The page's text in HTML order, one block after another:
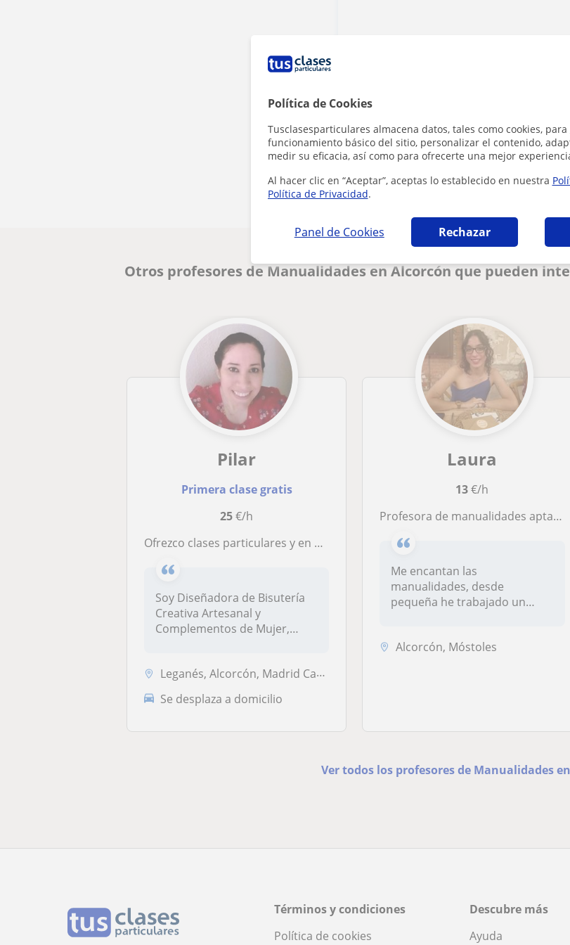
Política de Cookies
Tusclasesparticulares almacena datos, tales como cookies,
funcionamiento básico del sitio, personalizar el contenido,
medir su eficacia, así como para ofrecerte una mejor
Al hacer clic en “Aceptar”, aceptas lo establecido en nuestra
Política de Privacidad.
Panel de Cookies Rechazar
Otros profesores de Manualidades en Alcorcón que pueden
Pilar
Primera clase gratis
25€/h
Ofrezco clases particulares y en grupo de Bisutería Creativa Artesanal y Complementos (A Domicilio)
Soy Diseñadora de Bisutería
Creativa Artesanal y
Complementos de Mujer,
Leganés, Alcorcón, Madrid Capital
Se desplaza a domicilio
Laura
13€/h
Profesora de manualidades apta para todas las edades y niveles.
Me encantan las
manualidades, desde
pequeña he trabajado un
Alcorcón, Móstoles
Ver todos los profesores de Manualidades
Términos y condiciones
Política de cookies
Descubre más
Ayuda